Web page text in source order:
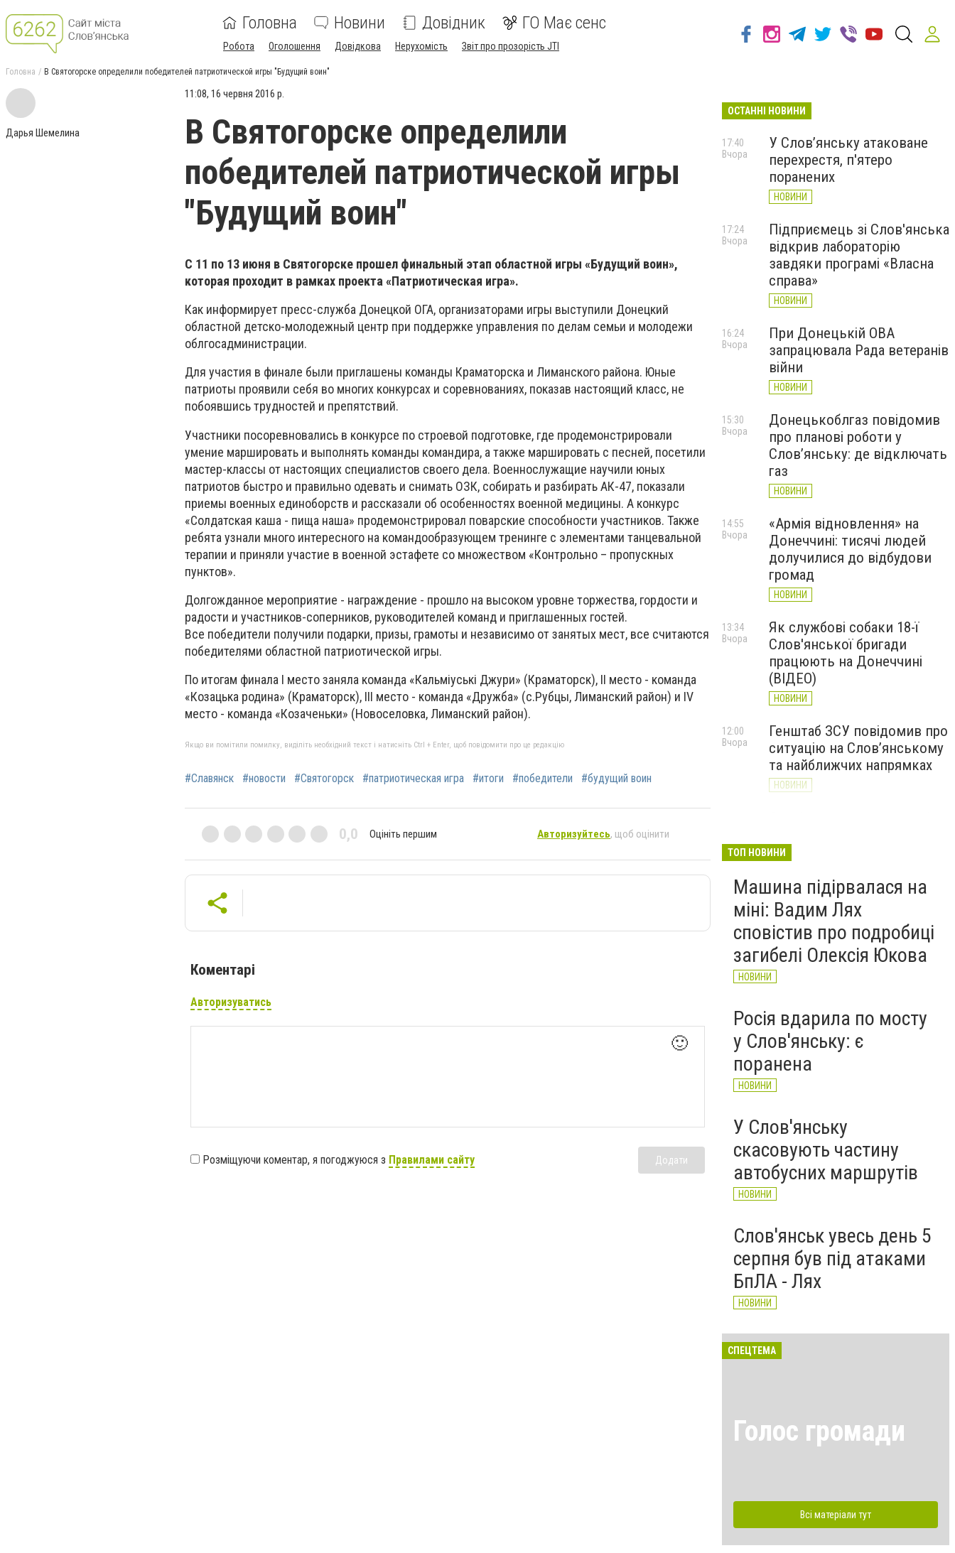
Головна Новини Довідник ГО Має сенс
Робота Оголошення Довідкова Нерухомість Звіт про прозорість JTI
Головна В Святогорске определили победителей патриотической игры "Будущий воин"
Дарья Шемелина
11:08, 16 червня 2016 р.
В Святогорске определили
победителей патриотической игры
"Будущий воин"
С 11 по 13 июня в Святогорске прошел финальный этап областной игры «Будущий воин»,
которая проходит в рамках проекта «Патриотическая игра».
Как информирует пресс-служба Донецкой ОГА, организаторами игры выступили Донецкий
областной детско-молодежный центр при поддержке управления по делам семьи и молодежи
облгосадминистрации.
Для участия в финале были приглашены команды Краматорска и Лиманского района. Юные
патриоты проявили себя во многих конкурсах и соревнованиях, показав настоящий класс, не
побоявшись трудностей и препятствий.
Участники посоревновались в конкурсе по строевой подготовке, где продемонстрировали
умение маршировать и выполнять команды командира, а также маршировать с песней, посетили
мастер-классы от настоящих специалистов своего дела. Военнослужащие научили юных
патриотов быстро и правильно одевать и снимать ОЗК, собирать и разбирать АК-47, показали
приемы военных единоборств и рассказали об особенностях военной медицины. А конкурс
«Солдатская каша - пища наша» продемонстрировал поварские способности участников. Также
ребята узнали много интересного на командообразующем тренинге с элементами танцевальной
терапии и приняли участие в военной эстафете со множеством «Контрольно – пропускных
пунктов».
Долгожданное мероприятие - награждение - прошло на высоком уровне торжества, гордости и
радости и участников-соперников, руководителей команд и приглашенных гостей.
Все победители получили подарки, призы, грамоты и независимо от занятых мест, все считаются
победителями областной патриотической игры.
По итогам финала I место заняла команда «Кальміуські Джури» (Краматорск), II место - команда
«Козацька родина» (Краматорск), III место - команда «Дружба» (с.Рубцы, Лиманский район) и IV
место - команда «Козаченьки» (Новоселовка, Лиманский район).
Якщо ви помітили помилку, виділіть необхідний текст і натисніть Ctrl + Enter, щоб повідомити про це редакцію
#Славянск #новости #Святогорск #патриотическая игра #итоги #победители #будущий воин
0,0 Оцініть першим Авторизуйтесь, щоб оцінити
Коментарі
Авторизуватись
🙂
Розміщуючи коментар, я погоджуюся з Правилами сайту Додати
ОСТАННІ НОВИНИ
У Слов’янську атаковане
перехрестя, п'ятеро
поранених
НОВИНИ
17:40
Вчора
Підприємець зі Слов'янська
відкрив лабораторію
завдяки програмі «Власна
справа»
НОВИНИ
17:24
Вчора
При Донецькій ОВА
запрацювала Рада ветеранів
війни
НОВИНИ
16:24
Вчора
Донецькоблгаз повідомив
про планові роботи у
Слов’янську: де відключать
газ
НОВИНИ
15:30
Вчора
«Армія відновлення» на
Донеччині: тисячі людей
долучилися до відбудови
громад
НОВИНИ
14:55
Вчора
Як службові собаки 18-ї
Слов'янської бригади
працюють на Донеччині
(ВІДЕО)
НОВИНИ
13:34
Вчора
Генштаб ЗСУ повідомив про
ситуацію на Слов’янському
та найближчих напрямках
НОВИНИ
12:00
Вчора
великої війни: 7 серпня
ТОП НОВИНИ
Машина підірвалася на
міні: Вадим Лях
сповістив про подробиці
загибелі Олексія Юкова
НОВИНИ
Росія вдарила по мосту
у Слов'янську: є
поранена
НОВИНИ
У Слов'янську
скасовують частину
автобусних маршрутів
НОВИНИ
Слов'янськ увесь день 5
серпня був під атаками
БпЛА - Лях
НОВИНИ
СПЕЦТЕМА
Голос громади
Всі матеріали тут